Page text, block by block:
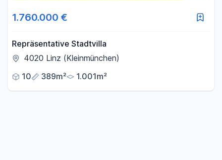
1.760.000 €
Repräsentative Stadtvilla
4020 Linz (Kleinmünchen)
10
389m² 1.001m²